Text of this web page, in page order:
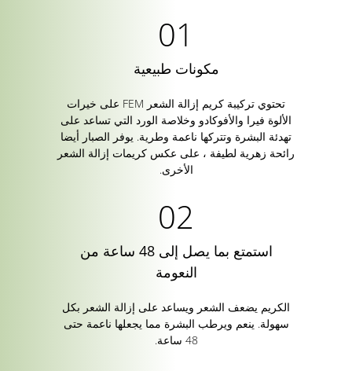
مكونات طبيعية
تحتوي تركيبة كريم إزالة الشعر FEM على خيرات
الألوة فيرا والأفوكادو وخلاصة الورد التي تساعد على
تهدئة البشرة وتتركها ناعمة وطرية. يوفر الصبار أيضا
رائحة زهرية لطيفة ، على عكس كريمات إزالة الشعر
الأخرى.
استمتع بما يصل إلى 48 ساعة من
النعومة
الكريم يضعف الشعر ويساعد على إزالة الشعر بكل
سهولة. ينعم ويرطب البشرة مما يجعلها ناعمة حتى
48 ساعة.